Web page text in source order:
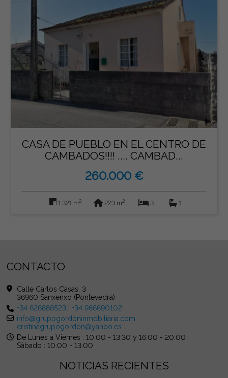
CASA DE PUEBLO EN EL CENTRO DE
CAMBADOS!!!! .... CAMBAD...
260.000 €
1.321 m2 223 m2 3 1
CONTACTO
Calle Carlos Casas, 3
36960 Sanxenxo (Pontevedra)
+34 626886523 |+34 986690102
info@grupogordoninmobiliaria.com
cristinagrupogordon@yahoo.es
De Lunes a Viernes : 10:00 - 13:30 y 16:00 - 20:00
Sábado : 10:00 - 13:00
NOTICIAS RECIENTES